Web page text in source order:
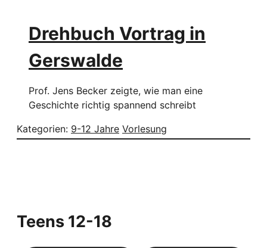
Drehbuch Vortrag in
Gerswalde
Prof. Jens Becker zeigte, wie man eine
Geschichte richtig spannend schreibt
Kategorien: 9-12 Jahre Vorlesung
Teens 12-18